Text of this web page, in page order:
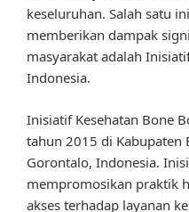
keseluruhan. Salah satu
memberikan dampak
masyarakat adalah
Indonesia.
Inisiatif Kesehatan Bone
tahun 2015 di Kabupaten
Gorontalo, Indonesia.
mempromosikan praktik
akses terhadap layanan